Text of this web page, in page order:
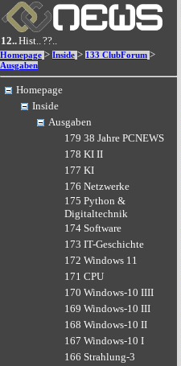
12..Hist..??..
Homepage > Inside > 133 ClubForum >
Ausgaben
Homepage
Inside
Ausgaben
179 38 Jahre PCNEWS
178 KI II
177 KI
176 Netzwerke
175 Python &
Digitaltechnik
174 Software
173 IT-Geschichte
172 Windows 11
171 CPU
170 Windows-10 IIII
169 Windows-10 III
168 Windows-10 II
167 Windows-10 I
166 Strahlung-3